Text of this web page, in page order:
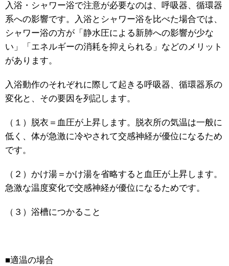
入浴・シャワー浴で注意が必要なのは、呼吸器、循環器
系への影響です。入浴とシャワー浴を比べた場合では、
シャワー浴の方が「静水圧による新肺への影響が少な
い」「エネルギーの消耗を抑えられる」などのメリット
があります。
入浴動作のそれぞれに際して起きる呼吸器、循環器系の
変化と、その要因を列記します。
（１）脱衣＝血圧が上昇します。脱衣所の気温は一般に
低く、体が急激に冷やされて交感神経が優位になるため
です。
（２）かけ湯＝かけ湯を省略すると血圧が上昇します。
急激な温度変化で交感神経が優位になるためです。
（３）浴槽につかること
■適温の場合